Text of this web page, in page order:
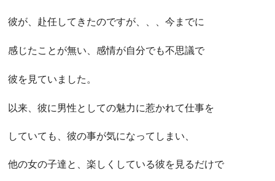
彼が、赴任してきたのですが、、、今までに
感じたことが無い、感情が自分でも不思議で
彼を見ていました。
以来、彼に男性としての魅力に惹かれて仕事を
していても、彼の事が気になってしまい、
他の女の子達と、楽しくしている彼を見るだけで